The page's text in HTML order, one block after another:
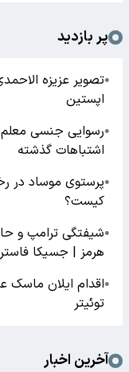
پر بازدید
●تصویر عزیزه
اپستین
●
اشتباهات گذشته
●پرستوی موساد در
کیست؟
●شیفتگی ترامپ و
هرمز | جسیکا
●اقدام ایلان ماسک
توئیتر
آخرین اخبار